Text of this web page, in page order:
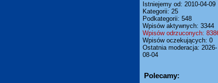
Istniejemy od: 2010-04-09
Kategorii: 25
Podkategorii: 548
Wpisów aktywnych: 3344
Wpisów odrzuconych:
Wpisów oczekujących: 0
Ostatnia moderacja: 2026-
08-04
Polecamy: